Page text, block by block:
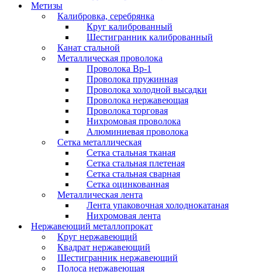
Метизы
Калибровка, серебрянка
Круг калиброванный
Шестигранник калиброванный
Канат стальной
Металлическая проволока
Проволока Вр-1
Проволока пружинная
Проволока холодной высадки
Проволока нержавеющая
Проволока торговая
Нихромовая проволока
Алюминиевая проволока
Сетка металлическая
Сетка стальная тканая
Сетка стальная плетеная
Сетка стальная сварная
Сетка оцинкованная
Металлическая лента
Лента упаковочная холоднокатаная
Нихромовая лента
Нержавеющий металлопрокат
Круг нержавеющий
Квадрат нержавеющий
Шестигранник нержавеющий
Полоса нержавеющая